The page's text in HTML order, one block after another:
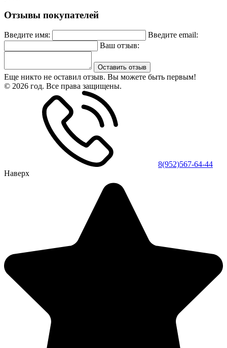
Отзывы покупателей
Введите имя:
Введите email:
Ваш отзыв:
Оставить отзыв
Еще никто не оставил отзыв. Вы можете быть первым!
© 2026 год. Все права защищены.
8(952)567-64-44
Наверх